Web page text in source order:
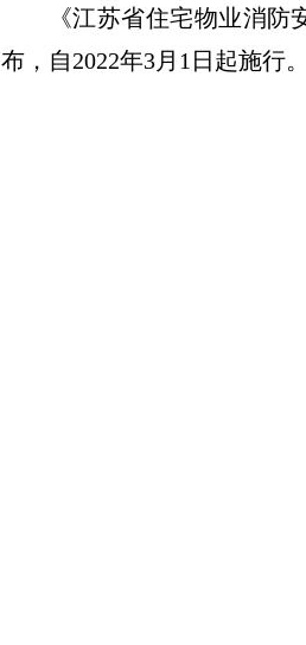
《江苏省住宅物业消
布，自2022年3月1日起施行。